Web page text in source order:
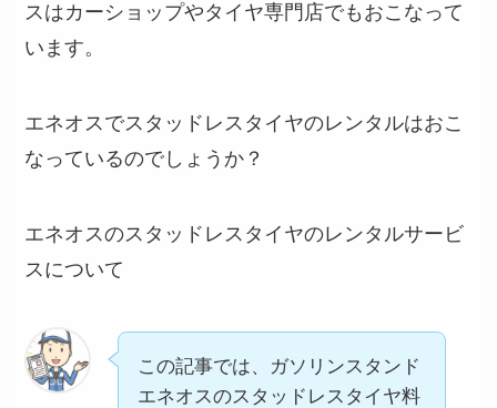
スはカーショップやタイヤ専門店でもおこなって
います。
エネオスでスタッドレスタイヤのレンタルはおこ
なっているのでしょうか？
エネオスのスタッドレスタイヤのレンタルサービ
スについて
この記事では、ガソリンスタンド
エネオスのスタッドレスタイヤ料